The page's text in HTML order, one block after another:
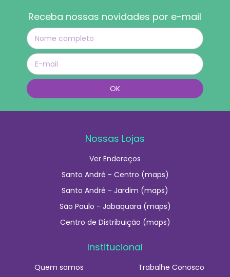
Receba nossas novidades por e-mail
Nossas Lojas
Ver Endereços
Santo André - Centro (maps)
Santo André - Jardim (maps)
São Paulo - Jabaquara (maps)
Centro de Distribuição (maps)
Institucional
Quem somos
Trabalhe Conosco